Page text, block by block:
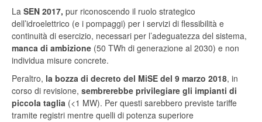
La SEN 2017, pur riconoscendo il ruolo strategico
dell’idroelettrico (e i pompaggi) per i servizi di flessibilità e
continuità di esercizio, necessari per l’adeguatezza del sistema,
manca di ambizione (50 TWh di generazione al 2030) e non
individua misure concrete.
Peraltro, la bozza di decreto del MiSE del 9 marzo 2018, in
corso di revisione, sembrerebbe privilegiare gli impianti di
piccola taglia (<1 MW). Per questi sarebbero previste tariffe
tramite registri mentre quelli di potenza superiore